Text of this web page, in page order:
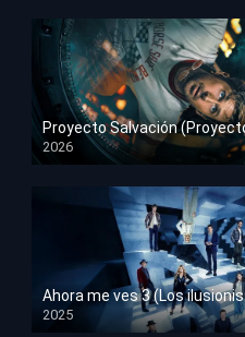
2026
HD 1080p
Ahora me ves 3 (Los
2025
HD 1080p